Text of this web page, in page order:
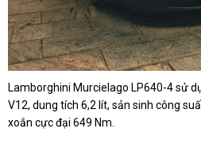
Lamborghini Murcielago LP640-4 sử
V12, dung tích 6,2 lít, sản sinh công
xoắn cực đại 649 Nm.